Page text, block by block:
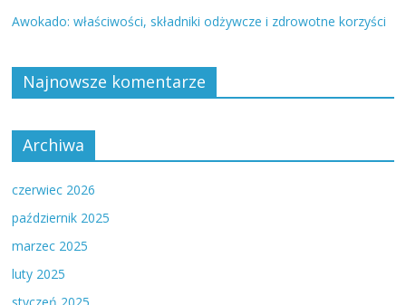
Awokado: właściwości, składniki odżywcze i zdrowotne korzyści
Najnowsze komentarze
Archiwa
czerwiec 2026
październik 2025
marzec 2025
luty 2025